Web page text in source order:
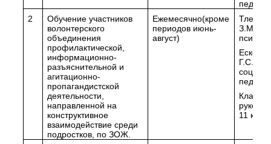
педагог
2
Обучение участников
волонтерского
объединения
профилактической,
информационно-
разъяснительной и
агитационно-
пропагандистской
деятельности,
направленной на
конструктивное
взаимодействие среди
подростков, по ЗОЖ.
Ежемесячно(кроме
периодов июнь-
август)
З.М.
Г.С.,
педагог
11